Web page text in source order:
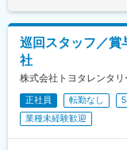
(青森県)、知寄
曽駅、研究学園
荒子川公園駅、
み駅、高蔵寺駅
駅、新利府駅、
巡回スタッフ／賞
社
株式会社トヨタレンタ
正社員 転勤なし
業種未経験歓迎